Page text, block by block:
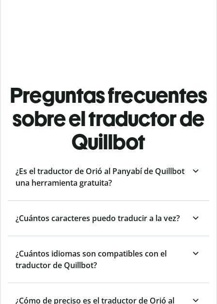
Preguntas frecuentes
sobre el traductor de
Quillbot
¿Es el traductor de Orió al Panyabí de Quillbot
una herramienta gratuita?
¿Cuántos caracteres puedo traducir a la vez?
¿Cuántos idiomas son compatibles con el
traductor de Quillbot?
¿Cómo de preciso es el traductor de Orió al